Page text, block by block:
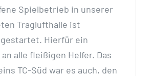
Spielbetrieb in unserer
Traglufthalle ist
Hierfür ein
alle fleißigen Helfer. Das
TC-Süd war es auch, den